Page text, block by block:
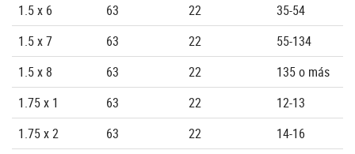
1.5 x 6
63 22
35-54
1.5 x 7
63 22
55-134
1.5 x 8
63 22
135 o más
1.75 x 1
63 22
12-13
1.75 x 2
63 22
14-16